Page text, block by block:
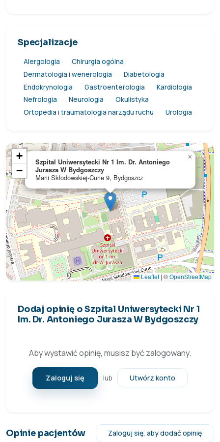
Specjalizacje
Alergologia
Chirurgia ogólna
Dermatologia i wenerologia
Diabetologia
Endokrynologia
Gastroenterologia
Kardiologia
Nefrologia
Neurologia
Okulistyka
Ortopedia i traumatologia narządu ruchu
Urologia
Szpital Uniwersytecki Nr 1 Im. Dr. Antoniego
Jurasza W Bydgoszczy
Marii Skłodowskiej-Curie 9, Bydgoszcz
×
+
−
Leaflet | ©OpenStreetMap
Dodaj opinię o Szpital Uniwersytecki Nr 1
Im. Dr. Antoniego Jurasza W Bydgoszczy
Aby wystawić opinię, musisz być zalogowany.
Zaloguj się lub Utwórz konto
Opinie pacjentów Zaloguj się, aby dodać opinię